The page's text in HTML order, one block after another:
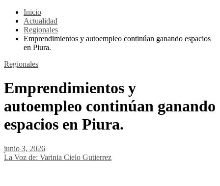
Inicio
Actualidad
Regionales
Emprendimientos y autoempleo continúan ganando espacios
en Piura.
Regionales
Emprendimientos y
autoempleo continúan ganando
espacios en Piura.
junio 3, 2026
La Voz de: Varinia Cielo Gutierrez